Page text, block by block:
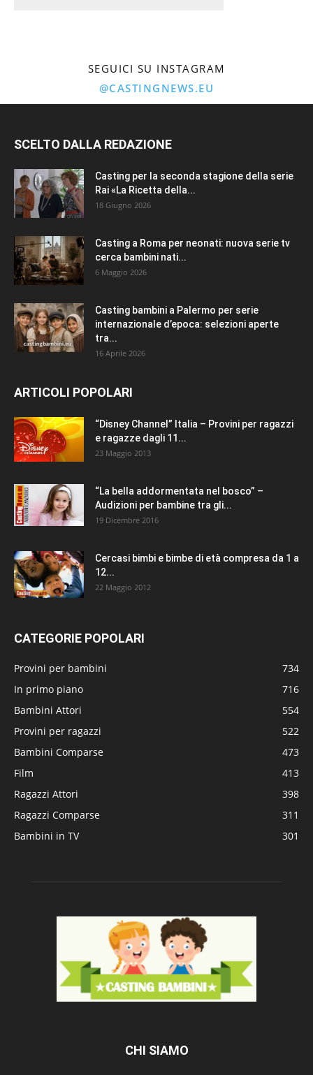
SEGUICI SU INSTAGRAM
@CASTINGNEWS.EU
SCELTO DALLA REDAZIONE
Casting per la seconda stagione della serie
Rai «La Ricetta della...
18 Giugno 2026
Casting a Roma per neonati: nuova serie tv
cerca bambini nati...
6 Maggio 2026
Casting bambini a Palermo per serie
internazionale d’epoca: selezioni aperte
tra...
16 Aprile 2026
ARTICOLI POPOLARI
“Disney Channel” Italia – Provini per ragazzi
e ragazze dagli 11...
23 Maggio 2013
“La bella addormentata nel bosco” –
Audizioni per bambine tra gli...
19 Dicembre 2016
Cercasi bimbi e bimbe di età compresa da 1 a
12...
22 Maggio 2012
CATEGORIE POPOLARI
Provini per bambini
734
In primo piano
716
Bambini Attori
554
Provini per ragazzi
522
Bambini Comparse
473
Film
413
Ragazzi Attori
398
Ragazzi Comparse
311
Bambini in TV
301
CHI SIAMO